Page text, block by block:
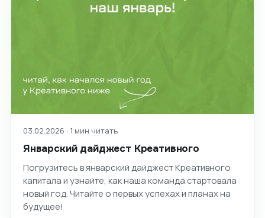
03.02.2026 · 1 мин читать
Январский дайджест Креативного
Погрузитесь в январский дайджест Креативного
капитала и узнайте, как наша команда стартовала
новый год. Читайте о первых успехах и планах на
будущее!